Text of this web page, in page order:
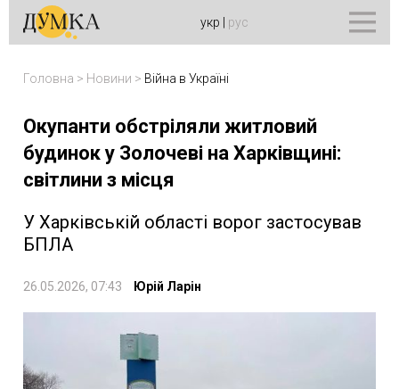
укр рус
Головна > Новини > Війна в Україні
Окупанти обстріляли житловий
будинок у Золочеві на Харківщині:
світлини з місця
У Харківській області ворог застосував
БПЛА
26.05.2026, 07:43 Юрій Ларін